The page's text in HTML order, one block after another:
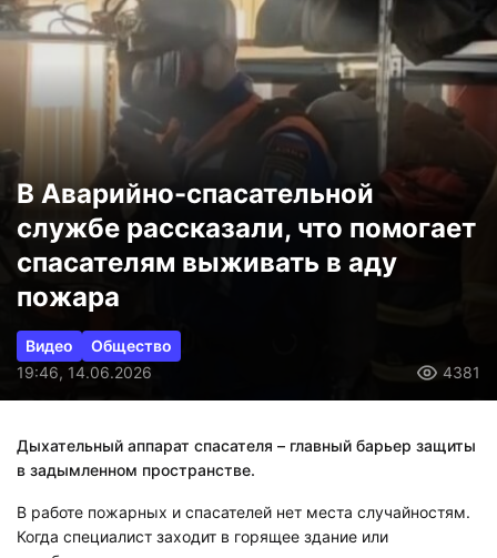
В Аварийно-спасательной
службе рассказали, что помогает
спасателям выживать в аду
пожара
Видео
Общество
19:46, 14.06.2026
4381
Дыхательный аппарат спасателя – главный барьер защиты
в задымленном пространстве.
В работе пожарных и спасателей нет места случайностям.
Когда специалист заходит в горящее здание или